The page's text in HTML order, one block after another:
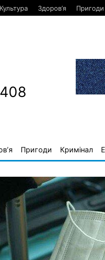
Культура Здоров’я Пригоди
Пригоди Кримінал